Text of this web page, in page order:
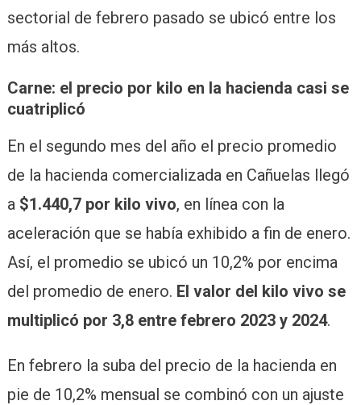
sectorial de febrero pasado se ubicó entre los
más altos.
Carne: el precio por kilo en la hacienda casi se
cuatriplicó
En el segundo mes del año el precio promedio
de la hacienda comercializada en Cañuelas llegó
a $1.440,7 por kilo vivo, en línea con la
aceleración que se había exhibido a fin de enero.
Así, el promedio se ubicó un 10,2% por encima
del promedio de enero. El valor del kilo vivo se
multiplicó por 3,8 entre febrero 2023 y 2024.
En febrero la suba del precio de la hacienda en
pie de 10,2% mensual se combinó con un ajuste